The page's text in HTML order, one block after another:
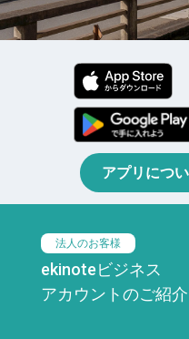
アプリにつ
法人のお客様
ekinoteビジネス
アカウントのご紹介